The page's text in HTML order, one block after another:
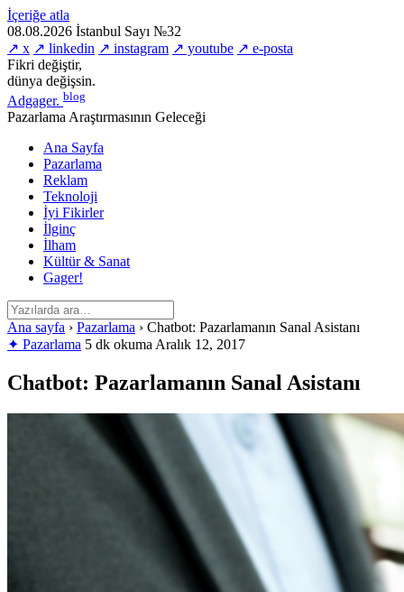
İçeriğe atla
08.08.2026 İstanbul Sayı №32
↗ x ↗ linkedin ↗ instagram ↗ youtube ↗ e-posta
Fikri değiştir,
dünya değişsin.
Adgager. blog
Pazarlama Araştırmasının Geleceği
Ana Sayfa
Pazarlama
Reklam
Teknoloji
İyi Fikirler
İlginç
İlham
Kültür & Sanat
Gager!
Ana sayfa › Pazarlama › Chatbot: Pazarlamanın Sanal Asistanı
✦ Pazarlama 5 dk okuma Aralık 12, 2017
Chatbot: Pazarlamanın Sanal Asistanı